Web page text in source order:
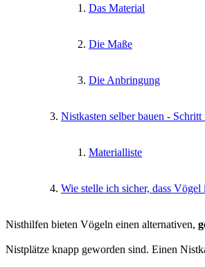
Das Material
Die Maße
Die Anbringung
Nistkasten selber bauen -
Materialliste
Wie stelle ich sicher, dass
Nisthilfen bieten Vögeln einen alternativen,
Nistplätze knapp geworden sind. Einen